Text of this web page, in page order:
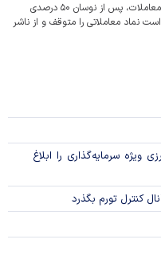
بر اساس ماده ۱۷ دستورالعمل اجرایی نحوه انجام معاملات، پس از نوسان ۵۰ درصدی
موظف است نماد معاملاتی را متوقف و از ناشر
ویژه سرمایه‌گذاری را ابلاغ
کنترل تورم بگذرد